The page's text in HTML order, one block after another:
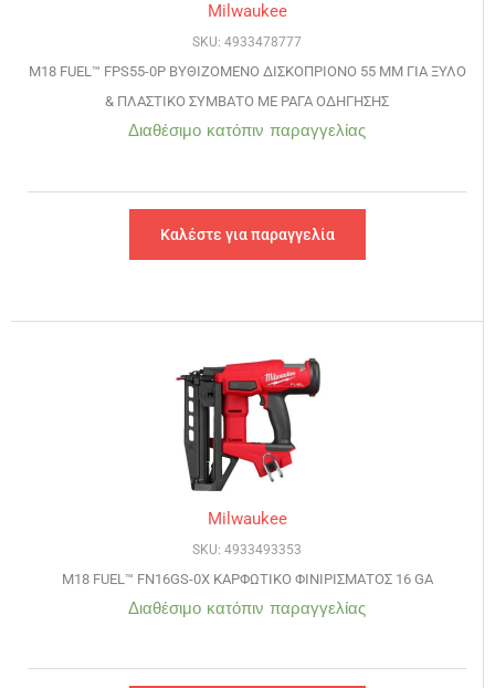
Milwaukee
SKU: 4933478777
M18 FUEL™ FPS55-0P ΒΥΘΙΖΟΜΕΝΟ ΔΙΣΚΟΠΡΙΟΝΟ 55 ΜΜ ΓΙΑ ΞΥΛΟ
& ΠΛΑΣΤΙΚΟ ΣΥΜΒΑΤΟ ΜΕ ΡΑΓΑ ΟΔΗΓΗΣΗΣ
Διαθέσιμο κατόπιν παραγγελίας
Καλέστε για παραγγελία
Milwaukee
SKU: 4933493353
M18 FUEL™ FN16GS-0X ΚΑΡΦΩΤΙΚΟ ΦΙΝΙΡΙΣΜΑΤΟΣ 16 GA
Διαθέσιμο κατόπιν παραγγελίας